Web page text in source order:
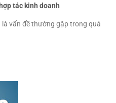
tác kinh doanh
vấn đề thường gặp trong quá